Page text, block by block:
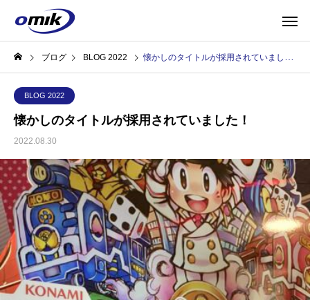
ブログ BLOG 2022 懐かしのタイトルが採用されていました！
BLOG 2022
懐かしのタイトルが採用されていました！
2022.08.30